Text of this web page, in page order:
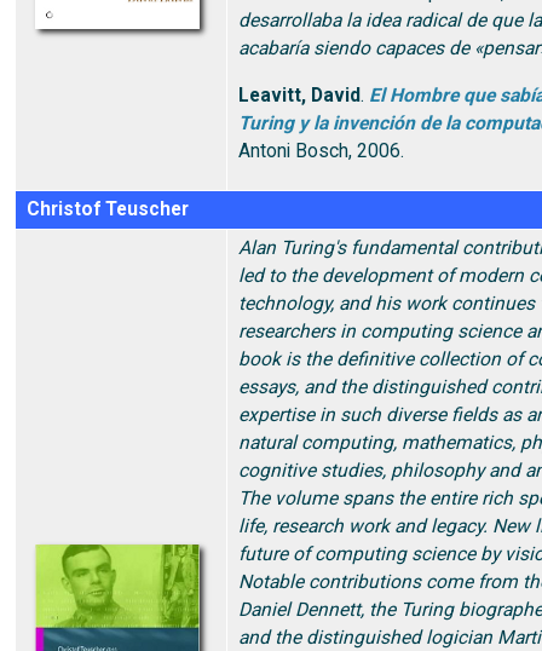
desarrollaba la idea radical de que
acabaría siendo capaces de
Leavitt, David. El Hombre que
Turing y la invención de la
Antoni Bosch, 2006.
Christof Teuscher
Alan Turing's fundamental
led to the development of modern
technology, and his work continues
researchers in computing science
book is the definitive collection of
essays, and the distinguished
expertise in such diverse fields as
natural computing, mathematics,
cognitive studies, philosophy and
The volume spans the entire rich
life, research work and legacy. New
future of computing science by
Notable contributions come from
Daniel Dennett, the Turing
and the distinguished logician